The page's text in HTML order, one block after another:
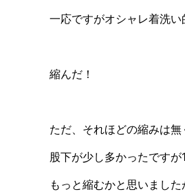
一応ですがオシャレ着洗い
縮んだ！
ただ、それほどの縮みは
股下が少し多かったですが
もっと縮むかと思いまし